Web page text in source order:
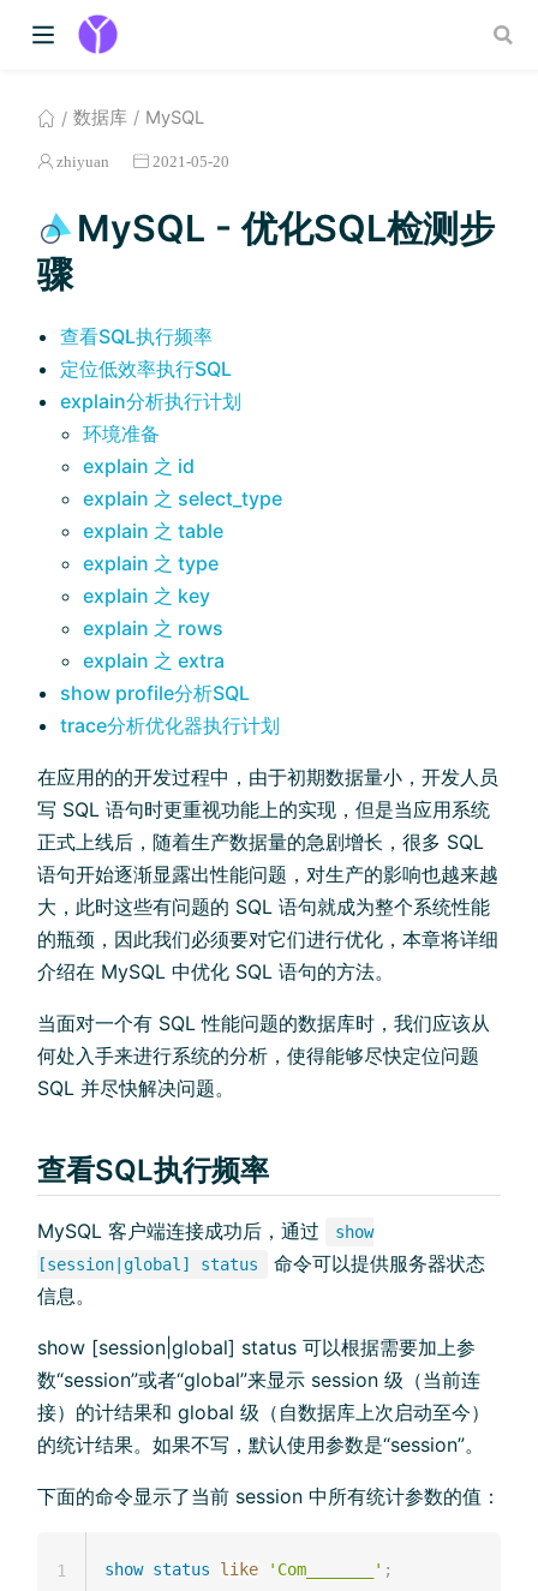
数据库 MySQL
zhiyuan 2021-05-20
MySQL - 优化SQL检测步
骤
查看SQL执行频率
定位低效率执行SQL
explain分析执行计划
环境准备
explain 之 id
explain 之 select_type
explain 之 table
explain 之 type
explain 之 key
explain 之 rows
explain 之 extra
show profile分析SQL
trace分析优化器执行计划
在应用的的开发过程中，由于初期数据量小，开发人员
写 SQL 语句时更重视功能上的实现，但是当应用系统
正式上线后，随着生产数据量的急剧增长，很多 SQL
语句开始逐渐显露出性能问题，对生产的影响也越来越
大，此时这些有问题的 SQL 语句就成为整个系统性能
的瓶颈，因此我们必须要对它们进行优化，本章将详细
介绍在 MySQL 中优化 SQL 语句的方法。
当面对一个有 SQL 性能问题的数据库时，我们应该从
何处入手来进行系统的分析，使得能够尽快定位问题
SQL 并尽快解决问题。
查看SQL执行频率
MySQL 客户端连接成功后，通过
show
[session|global] status
命令可以提供服务器状态
信息。
show [session|global] status 可以根据需要加上参
数“session”或者“global”来显示 session 级（当前连
接）的计结果和 global 级（自数据库上次启动至今）
的统计结果。如果不写，默认使用参数是“session”。
下面的命令显示了当前 session 中所有统计参数的值：
show status like 'Com_______' ;
1